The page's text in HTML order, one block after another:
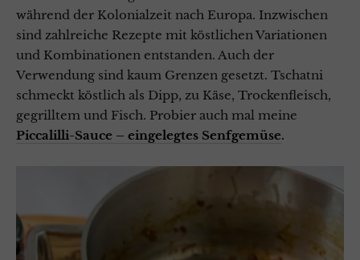
während der Kolonialzeit nach Europa. Inzwischen
sind zahlreiche Rezepte mit köstlichen Variationen
und Kombinationen entstanden. Auch der
Verwendung sind kaum Grenzen gesetzt. Tschatni
schmeckt köstlich als Dipp, zu Käse, Trockenfleisch,
gegrilltem und Fisch. Probier auch mal meine
Piccalilli-Sauce – eingelegtes Senfgemüse.